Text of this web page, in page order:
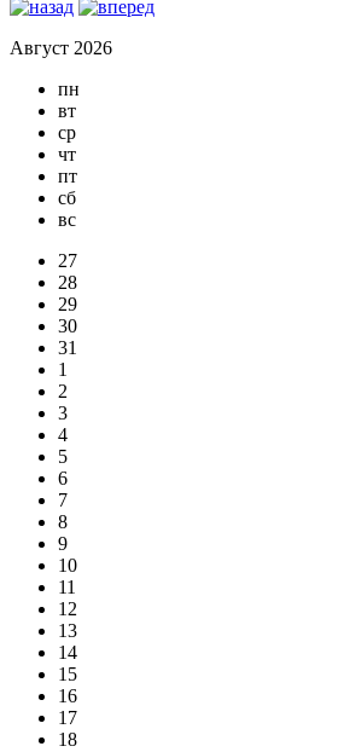
Август 2026
пн
вт
ср
чт
пт
сб
вс
27
28
29
30
31
1
2
3
4
5
6
7
8
9
10
11
12
13
14
15
16
17
18